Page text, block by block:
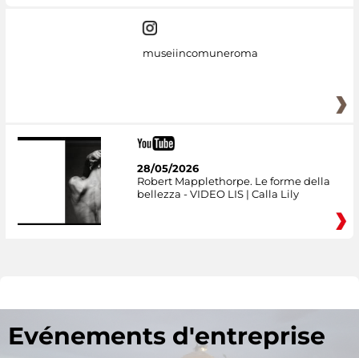
museiincomuneroma
28/05/2026
Robert Mapplethorpe. Le forme della
bellezza - VIDEO LIS | Calla Lily
Evénements d'entreprise